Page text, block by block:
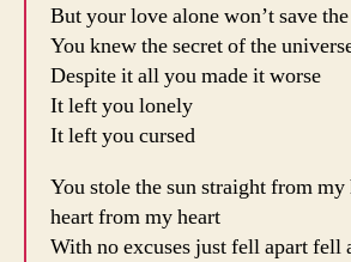
But your love alone won’t save
You knew the secret of the
Despite it all you made it worse
It left you lonely
It left you cursed
You stole the sun straight from
heart from my heart
With no excuses just fell apart fell